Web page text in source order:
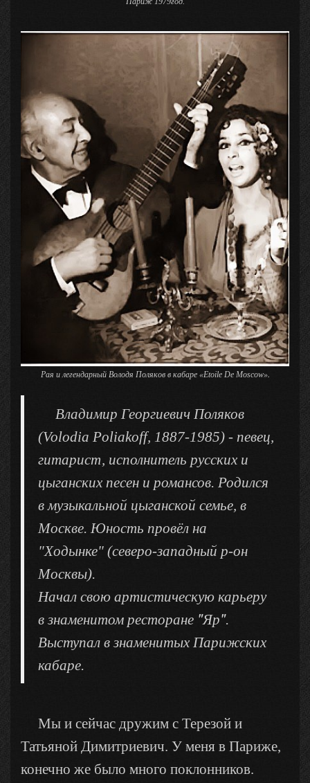
Рая и легендарный Володя Поляков в кабаре «Etoile De Moscow».
Владимир Георгиевич Поляков
(Volodia Poliakoff, 1887-1985) - певец,
гитарист, исполнитель русских и
цыганских песен и романсов. Родился
в музыкальной цыганской семье, в
Москве. Юность провёл на
"Ходынке" (северо-западный р-он
Москвы).
Начал свою артистическую карьеру
в знаменитом ресторане "Яр".
Выступал в знаменитых Парижских
кабаре.
Мы и сейчас дружим с Терезой и
Татьяной Димитриевич. У меня в Париже,
конечно же было много поклонников.